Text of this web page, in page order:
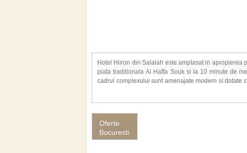
Hotel Hilron din Salalah este amplasat in apropierea
piata traditionala Al Haffa Souk si la 10 minute de
cadrul complexului sunt amenajate modern si dotate
la soare cu sezlonguri, umbrele si prosoape
serviciu de babysitting (la cerere), patut gratuit (la
Oferte
Bucuresti